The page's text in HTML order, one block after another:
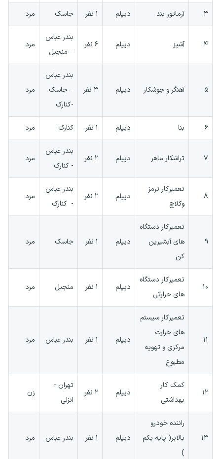
۳ آرماتور بند دیپلم ۱ نفر جاسک مرد
۴ آشپز دیپلم ۶ نفر
بندر عباس
– منجیل
مرد
۵ آهنگر و جوشکار دیپلم ۳ نفر
بندر عباس
– جاسک
-کنارک
مرد
۶ بنا دیپلم ۱ نفر کنارک مرد
۷ تراشکار ماهر دیپلم ۲ نفر
بندر عباس
- کنارک
مرد
۸
تعمیرکار ترمز
وکلاچ
دیپلم ۲ نفر
بندر عباس
- کنارک
مرد
۹
تعمیرکار دستگاه
های آبشیرین
کن
دیپلم ۱ نفر جاسک مرد
۱۰
تعمیرکار دستگاه
های حرارتی
دیپلم ۱ نفر منجیل مرد
۱۱
تعمیرکار سیستم
های حرارت
مرکزی و تهویه
مطبوع
دیپلم ۱ نفر بندر عباس مرد
۱۲
کمک کار
بهداشتی
دیپلم ۲ نفر
تهران -
انزلی
زن
۱۳
راننده خودرو
بالابر( پایه یکم
)
دیپلم ۱ نفر بندر عباس مرد